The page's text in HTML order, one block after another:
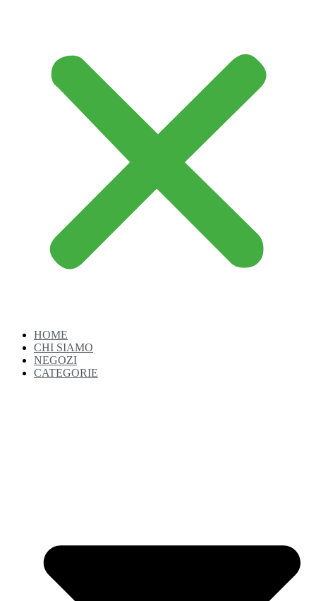
HOME
CHI SIAMO
NEGOZI
CATEGORIE